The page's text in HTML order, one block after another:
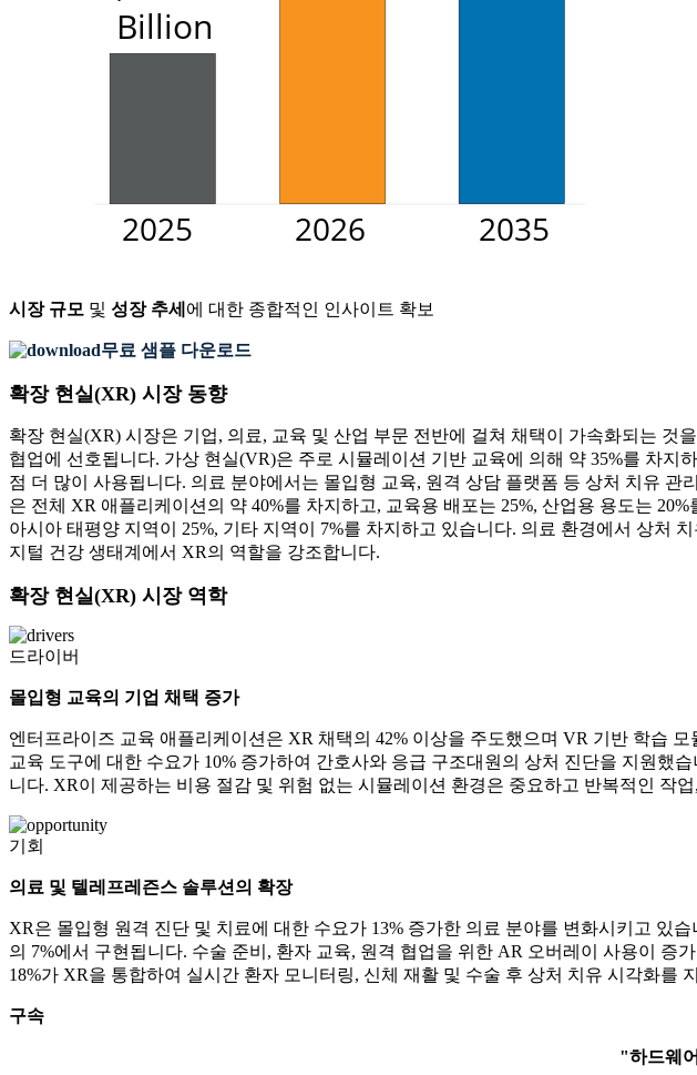
시장 규모 및 성장 추세 에 대한 종합적인 인사이트 확보
무료 샘플 다운로드
확장 현실(XR) 시장 동향
확장 현실(XR) 시장은 기업, 의료, 교육 및 산업 부문 전반에 걸쳐 채택이 가속화되는
협업에 선호됩니다. 가상 현실(VR)은 주로 시뮬레이션 기반 교육에 의해 약 35%를 차
점 더 많이 사용됩니다. 의료 분야에서는 몰입형 교육, 원격 상담 플랫폼 등 상처 치유
은 전체 XR 애플리케이션의 약 40%를 차지하고, 교육용 배포는 25%, 산업용 용도는
아시아 태평양 지역이 25%, 기타 지역이 7%를 차지하고 있습니다. 의료 환경에서 상처
지털 건강 생태계에서 XR의 역할을 강조합니다.
확장 현실(XR) 시장 역학
드라이버
몰입형 교육의 기업 채택 증가
엔터프라이즈 교육 애플리케이션은 XR 채택의 42% 이상을 주도했으며 VR 기반 학습
교육 도구에 대한 수요가 10% 증가하여 간호사와 응급 구조대원의 상처 진단을 지원했
니다. XR이 제공하는 비용 절감 및 위험 없는 시뮬레이션 환경은 중요하고 반복적인 작
기회
의료 및 텔레프레즌스 솔루션의 확장
XR은 몰입형 원격 진단 및 치료에 대한 수요가 13% 증가한 의료 분야를 변화시키고 있
의 7%에서 구현됩니다. 수술 준비, 환자 교육, 원격 협업을 위한 AR 오버레이 사용이 증
18%가 XR을 통합하여 실시간 환자 모니터링, 신체 재활 및 수술 후 상처 치유 시각화
구속
"하드웨